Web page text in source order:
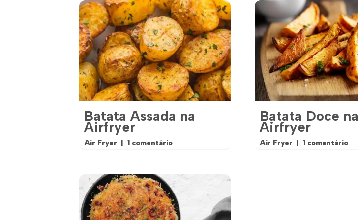
Batata Assada na
Airfryer
Air Fryer 1 comentário
Batata Doce na
Airfryer
Air Fryer 1 comentário